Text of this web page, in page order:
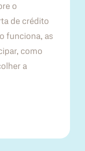
o
de crédito
funciona, as
como
a